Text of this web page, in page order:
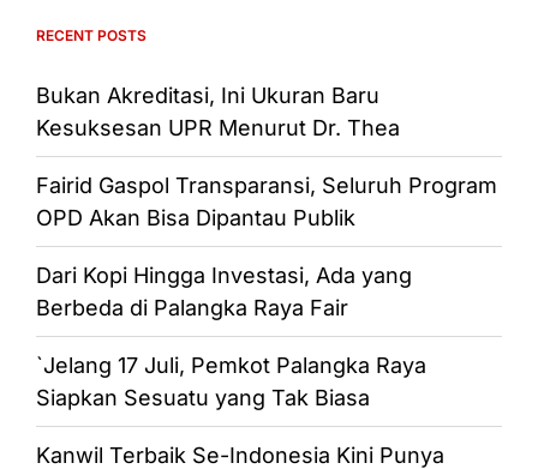
RECENT POSTS
Bukan Akreditasi, Ini Ukuran Baru
Kesuksesan UPR Menurut Dr. Thea
Fairid Gaspol Transparansi, Seluruh Program
OPD Akan Bisa Dipantau Publik
Dari Kopi Hingga Investasi, Ada yang
Berbeda di Palangka Raya Fair
`Jelang 17 Juli, Pemkot Palangka Raya
Siapkan Sesuatu yang Tak Biasa
Kanwil Terbaik Se-Indonesia Kini Punya